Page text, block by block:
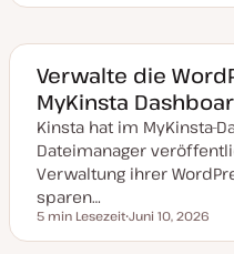
a
k
t
u
a
i
s
r
t
Verwalte die
MyKinsta
Kinsta hat im MyKinsta-
Dateimanager
Verwaltung ihrer
sparen…
Lesezeit
5 min Lesezeit
a
Juni 10, 2026